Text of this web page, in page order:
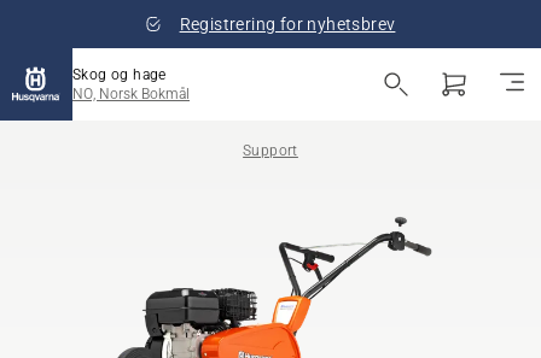
Registrering for nyhetsbrev
Skog og hage
NO, Norsk Bokmål
Support